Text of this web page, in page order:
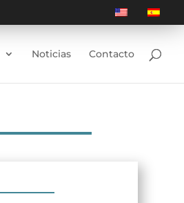
Noticias Contacto